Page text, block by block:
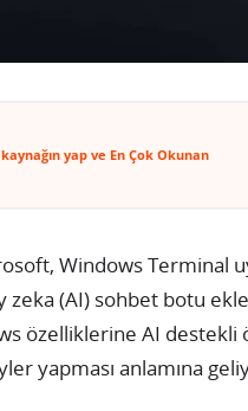
yap ve En Çok Okunan
Windows Terminal
(AI) sohbet botu
özelliklerine AI
yapması anlamına